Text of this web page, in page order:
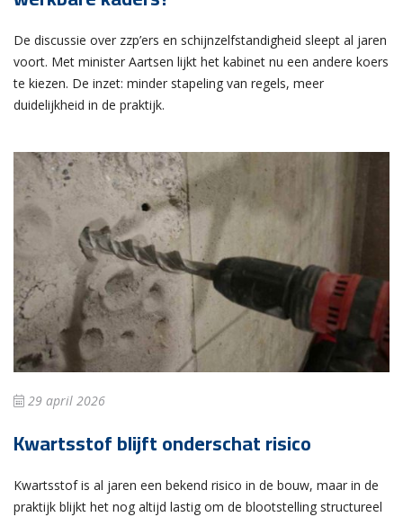
De discussie over zzp’ers en schijnzelfstandigheid sleept al jaren
voort. Met minister Aartsen lijkt het kabinet nu een andere koers
te kiezen. De inzet: minder stapeling van regels, meer
duidelijkheid in de praktijk.
29 april 2026
Kwartsstof blijft onderschat risico
Kwartsstof is al jaren een bekend risico in de bouw, maar in de
praktijk blijkt het nog altijd lastig om de blootstelling structureel